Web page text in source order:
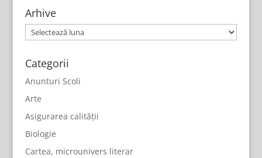
Arhive
Arhive
Categorii
Anunturi Scoli
Arte
Asigurarea calității
Biologie
Cartea, microunivers literar